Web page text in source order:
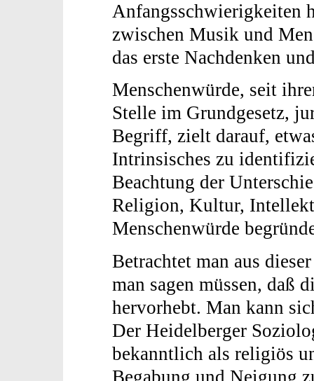
Anfangsschwierigkeiten
zwischen Musik und
das erste Nachdenken
Menschenwürde, seit
Stelle im Grundgesetz,
Begriff, zielt darauf,
Intrinsisches zu
Beachtung der
Religion, Kultur,
Menschenwürde
Betrachtet man aus
man sagen müssen, daß
hervorhebt. Man kann
Der Heidelberger
bekanntlich als religiös
Begabung und Neigung